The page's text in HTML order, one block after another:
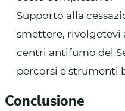
Supporto alla
smettere, rivolgetevi
centri antifumo del
percorsi e strumenti
Conclusione